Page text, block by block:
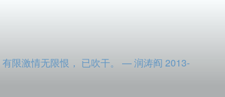
有限激情无限恨， 已吹干。 — 润涛阎 2013-